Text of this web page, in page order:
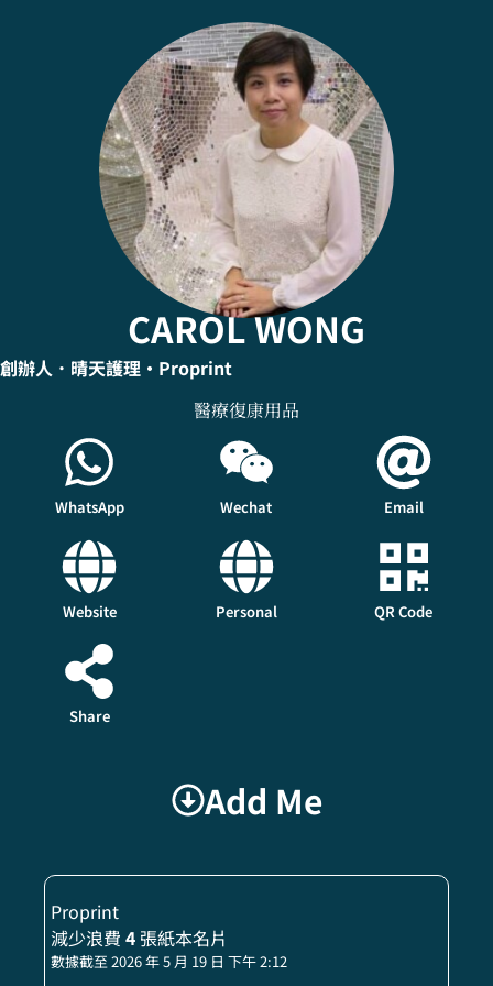
CAROL WONG
創辦人．晴天護理 •Proprint
醫療復康用品
WhatsApp Wechat Email
Website Personal QR Code
Share
Add Me
Proprint
減少浪費 4 張紙本名片
數據截至 2026 年 5 月 19 日 下午 2:12